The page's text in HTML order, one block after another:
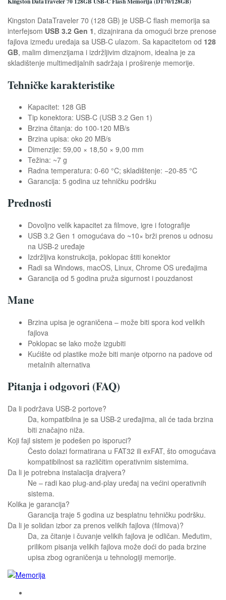
Kingston DataTraveler 70 (128 GB) je USB-C flash memorija sa
interfejsom USB 3.2 Gen 1, dizajnirana da omogući brze prenose
fajlova između uređaja sa USB-C ulazom. Sa kapacitetom od 128
GB, malim dimenzijama i izdržljivim dizajnom, idealna je za
skladištenje multimedijalnih sadržaja i proširenje memorije.
Tehničke karakteristike
Kapacitet: 128 GB
Tip konektora: USB-C (USB 3.2 Gen 1)
Brzina čitanja: do 100-120 MB/s
Brzina upisa: oko 20 MB/s
Dimenzije: 59,00 × 18,50 × 9,00 mm
Težina: ~7 g
Radna temperatura: 0-60 °C; skladištenje: −20-85 °C
Garancija: 5 godina uz tehničku podršku
Prednosti
Dovoljno velik kapacitet za filmove, igre i fotografije
USB 3.2 Gen 1 omogućava do ~10× brži prenos u odnosu
na USB-2 uređaje
Izdržljiva konstrukcija, poklopac štiti konektor
Radi sa Windows, macOS, Linux, Chrome OS uređajima
Garancija od 5 godina pruža sigurnost i pouzdanost
Mane
Brzina upisa je ograničena – može biti spora kod velikih
fajlova
Poklopac se lako može izgubiti
Kućište od plastike može biti manje otporno na padove od
metalnih alternativa
Pitanja i odgovori (FAQ)
Da li podržava USB-2 portove?
Da, kompatibilna je sa USB-2 uređajima, ali će tada brzina
biti značajno niža.
Koji fajl sistem je podešen po isporuci?
Često dolazi formatirana u FAT32 ili exFAT, što omogućava
kompatibilnost sa različitim operativnim sistemima.
Da li je potrebna instalacija drajvera?
Ne – radi kao plug-and-play uređaj na većini operativnih
sistema.
Kolika je garancija?
Garancija traje 5 godina uz besplatnu tehničku podršku.
Da li je solidan izbor za prenos velikih fajlova (filmova)?
Da, za čitanje i čuvanje velikih fajlova je odličan. Međutim,
prilikom pisanja velikih fajlova može doći do pada brzine
upisa zbog ograničenja u tehnologiji memorije.